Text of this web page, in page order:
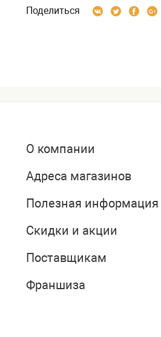
Поделиться
О компании
Адреса магазинов
Полезная информация
Скидки и акции
Поставщикам
Франшиза